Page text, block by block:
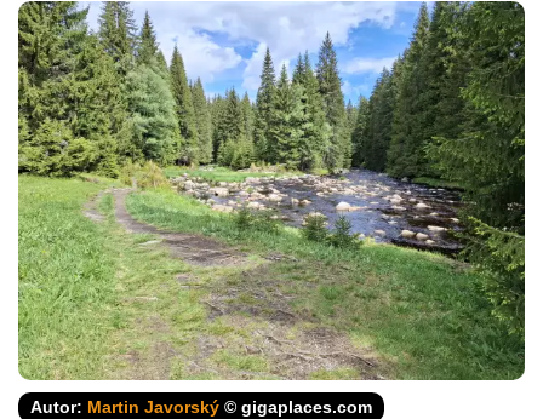
Autor: Martin Javorský © gigaplaces.com